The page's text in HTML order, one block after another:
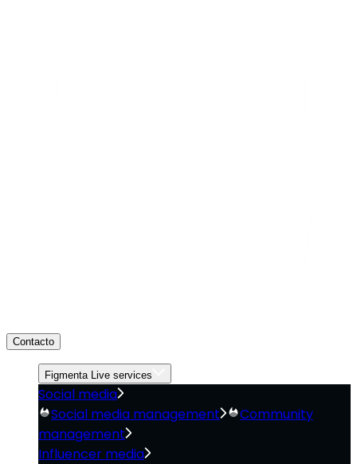
Contacto
Figmenta Live services
Social media
Social media management
Community
management
Influencer media